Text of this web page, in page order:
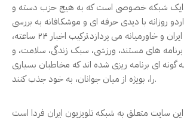
شبکه خصوصی است که به هیچ حزب دسته و
روزانه با دیدی حرفه ای و موشکافانه به بررسی
مهمترین رویدادهای ایران و خاورمیانه می پردازد.ترکیب اخبار ۲۴ ساعته،
های مستند، ورزشی، سبک زندگی، سلامت، و
گونه ای برنامه ریزی شده اند که مخاطبان بسیاری
را، بویژه از میان جوانان، به خود جذب کنند.